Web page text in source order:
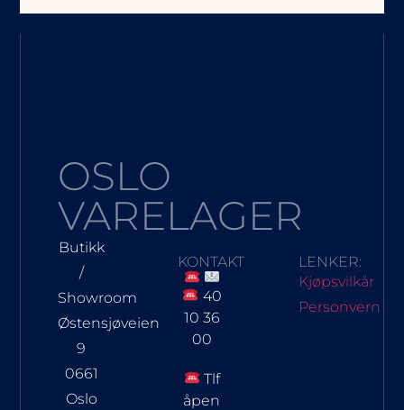
OSLO
VARELAGER
Butikk
/
Showroom
Østensjøveien
9
0661
Oslo
KONTAKT
40
10 36
00
Tlf
åpen
LENKER:
Kjøpsvilkår
Personvern